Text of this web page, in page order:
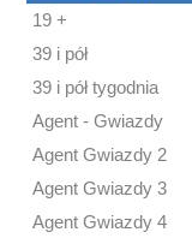
19 +
39 i pół
39 i pół tygodnia
Agent - Gwiazdy
Agent Gwiazdy 2
Agent Gwiazdy 3
Agent Gwiazdy 4